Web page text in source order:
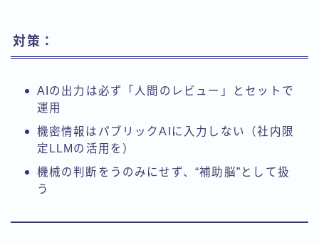
対策：
AIの出力は必ず「人間のレビュー」とセットで
運用
機密情報はパブリックAIに入力しない（社内限
定LLMの活用を）
機械の判断をうのみにせず、“補助脳”として扱
う